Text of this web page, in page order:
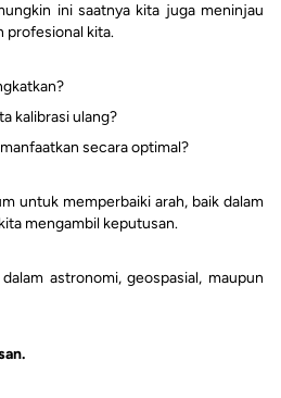
ini saatnya kita juga meninjau
profesional kita.
kalibrasi ulang?
secara optimal?
untuk memperbaiki arah, baik dalam
mengambil keputusan.
astronomi, geospasial, maupun